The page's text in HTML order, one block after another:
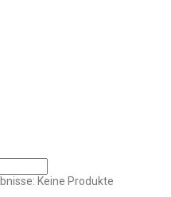
Keine Produkte